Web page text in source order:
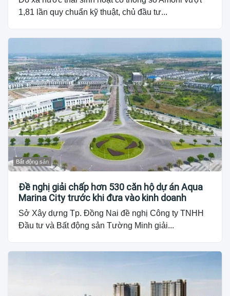
1,81 lần quy chuẩn kỹ thuật, chủ đầu tư...
Bất động sản
Đề nghị giải chấp hơn 530 căn hộ dự án Aqua
Marina City trước khi đưa vào kinh doanh
Sở Xây dựng Tp. Đồng Nai đề nghị Công ty TNHH
Đầu tư và Bất động sản Tường Minh giải...